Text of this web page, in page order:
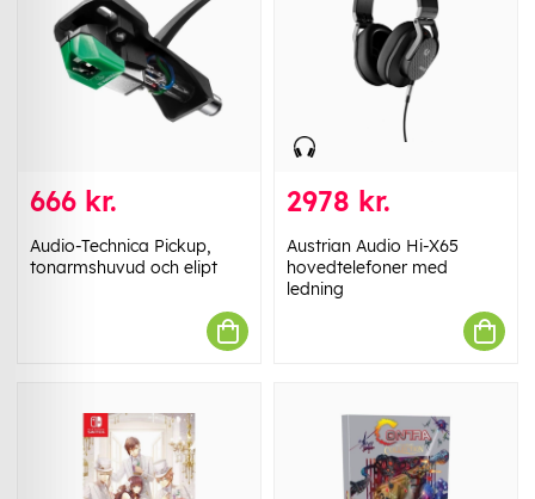
666 kr.
Audio-Technica Pickup,
tonarmshuvud och elipt
2978 kr.
Austrian Audio Hi-X65
hovedtelefoner med
ledning